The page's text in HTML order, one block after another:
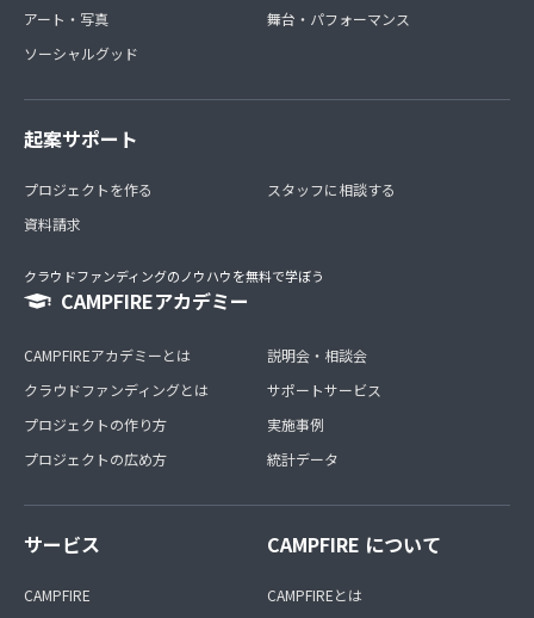
アート・写真
ソーシャルグッド
舞台・パフォーマンス
起案サポート
プロジェクトを作る
資料請求
スタッフに相談する
クラウドファンディングのノウハウを無料で学ぼう
CAMPFIREアカデミー
CAMPFIREアカデミーとは
クラウドファンディングとは
プロジェクトの作り方
プロジェクトの広め方
説明会・相談会
サポートサービス
実施事例
統計データ
サービス
CAMPFIRE
CAMPFIRE について
CAMPFIREとは